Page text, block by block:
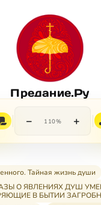
Предание.Ру
− 110% +
Тайная жизнь души
О ЯВЛЕНИЯХ ДУШ
В БЫТИИ